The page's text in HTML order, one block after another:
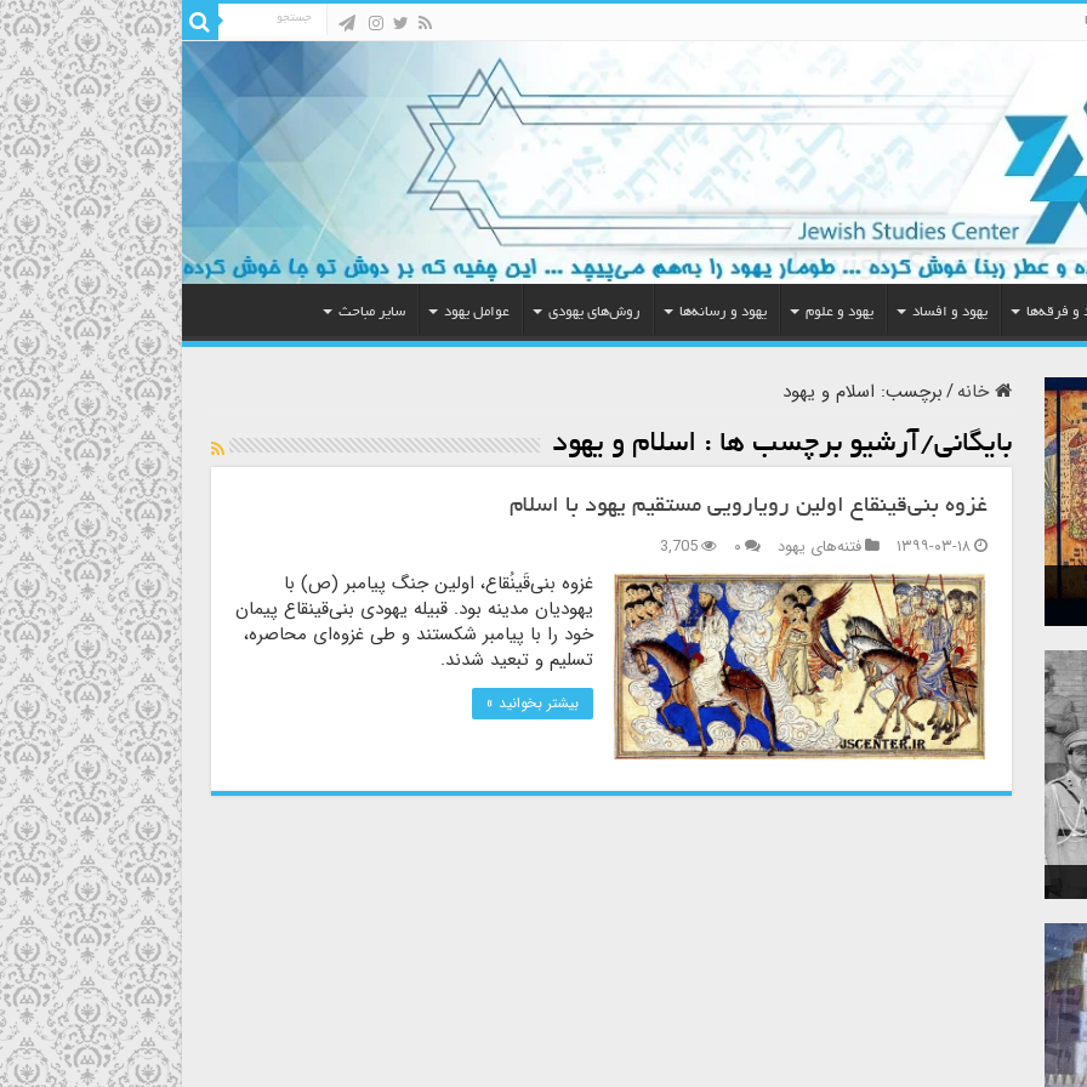
و فرقه‌ها یهود و افساد یهود و علوم یهود و رسانه‌ها روش‌های یهودی عوامل یهود سایر مباحث
خانه/برچسب: اسلام و یهود
بایگانی/آرشیو برچسب ها : اسلام و یهود
غزوه بنی‌قینقاع اولین رویارویی مستقیم یهود با اسلام
۱۳۹۹-۰۳-۱۸
فتنه‌های یهود ۰ 3,705
غزوه بنی‌قَینُقاع، اولین جنگ پیامبر (ص) با
یهودیان مدینه بود. قبیله یهودی بنی‌قینقاع پیمان
خود را با پیامبر شکستند و طی غزوه‌ای محاصره،
تسلیم و تبعید شدند.
بیشتر بخوانید »